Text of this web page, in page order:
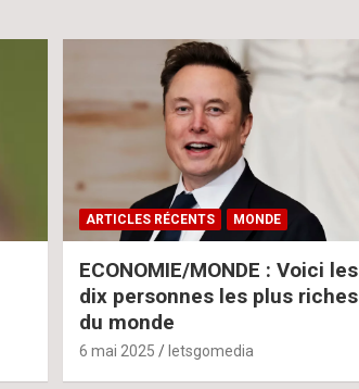
ARTICLES RÉCENTS MONDE
ECONOMIE/MONDE : Voici les
dix personnes les plus riches
du monde
6 mai 2025 letsgomedia